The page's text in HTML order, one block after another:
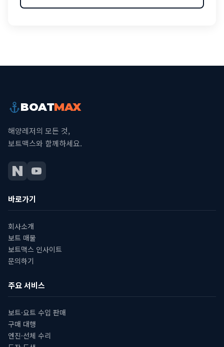
BOATMAX
해양레저의 모든 것,
보트맥스와 함께하세요.
바로가기
회사소개
보트 매물
보트맥스 인사이트
문의하기
주요 서비스
보트·요트 수입 판매
구매 대행
엔진·선체 수리